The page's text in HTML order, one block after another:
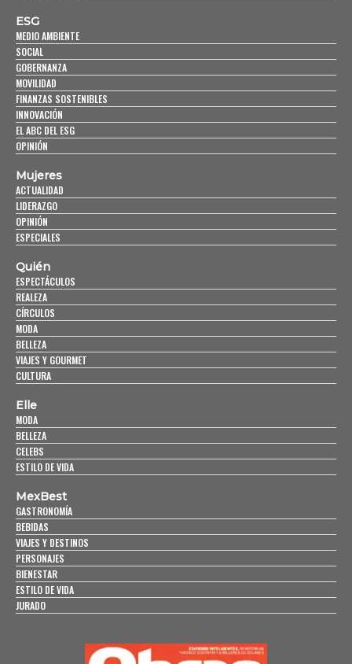
ESG
MEDIO AMBIENTE
SOCIAL
GOBERNANZA
MOVILIDAD
FINANZAS SOSTENIBLES
INNOVACIÓN
EL ABC DEL ESG
OPINIÓN
Mujeres
ACTUALIDAD
LIDERAZGO
OPINIÓN
ESPECIALES
Quién
ESPECTÁCULOS
REALEZA
CÍRCULOS
MODA
BELLEZA
VIAJES Y GOURMET
CULTURA
Elle
MODA
BELLEZA
CELEBS
ESTILO DE VIDA
MexBest
GASTRONOMÍA
BEBIDAS
VIAJES Y DESTINOS
PERSONAJES
BIENESTAR
ESTILO DE VIDA
JURADO